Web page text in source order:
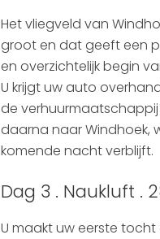
Het vliegveld van
groot en dat geeft een
en overzichtelijk begin
U krijgt uw auto
de
daarna naar Windhoek,
komende nacht verblijft.
Dag 3 . Naukluft .
U maakt uw eerste